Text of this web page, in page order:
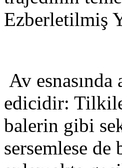
Ezberletilmiş
Av
edicidir:
balerin gibi
sersemlese